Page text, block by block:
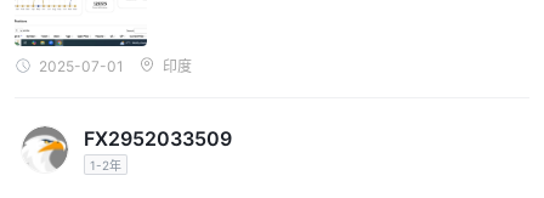
2025-07-01 印度
FX2952033509
1-2年